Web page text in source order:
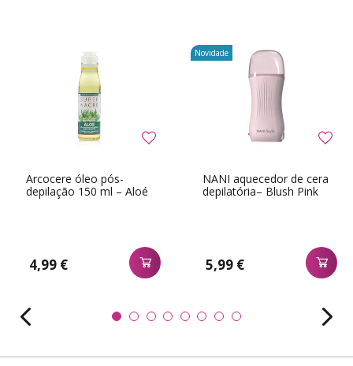
Arcocere óleo pós-
depilação 150 ml – Aloé
4,99 €
NANI aquecedor de cera
depilatória– Blush Pink
5,99 €
Novidade